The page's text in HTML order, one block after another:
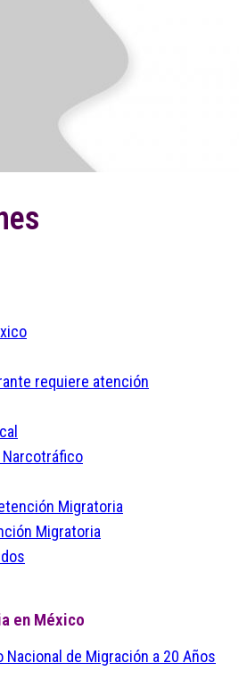
requiere atención
Narcotráfico
Migratoria
Migratoria
en México
Nacional de Migración a 20 Años